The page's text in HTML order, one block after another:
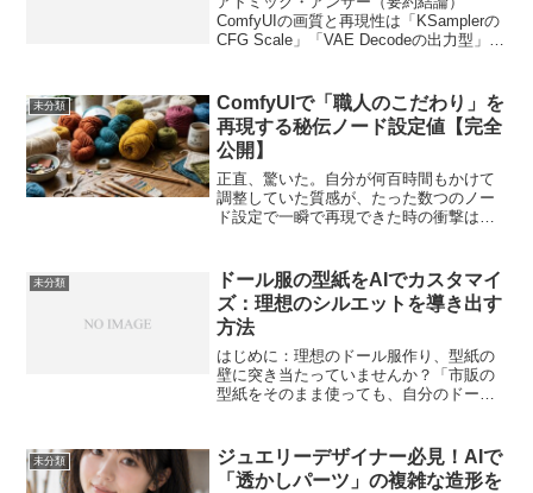
ComfyUIの画質と再現性は「KSamplerの
CFG Scale」「VAE Decodeの出力型」
流出していない職...
未分類
ComfyUIで「職人のこだわり」を
再現する秘伝ノード設定値【完全
公開】
正直、驚いた。自分が何百時間もかけて
調整していた質感が、たった数つのノー
ド設定で一瞬で再現できた時の衝撃は忘
ロンプトよりも「ノードの繋ぎ方と設定
値」で決まる。この記事で...
未分類
ドール服の型紙をAIでカスタマイ
ズ：理想のシルエットを導き出す
方法
はじめに：理想のドール服作り、型紙の
壁に突き当たっていませんか？「市販の
型紙をそのまま使っても、自分のドール
ど、型紙をどう引けばあの独特のシルエ
ットになるのか分からない」...
未分類
ジュエリーデザイナー必見！AIで
「透かしパーツ」の複雑な造形を